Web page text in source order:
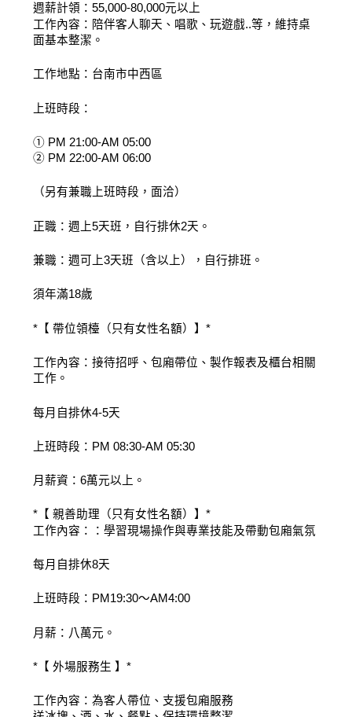
週薪計領：55,000-80,000元以上
工作內容：陪伴客人聊天、唱歌、玩遊戲..等，維持桌
面基本整潔。
工作地點：台南市中西區
上班時段：
① PM 21:00-AM 05:00
② PM 22:00-AM 06:00
（另有兼職上班時段，面洽）
正職：週上5天班，自行排休2天。
兼職：週可上3天班（含以上），自行排班。
須年滿18歲
*【 帶位領檯（只有女性名額）】*
工作內容：接待招呼、包廂帶位、製作報表及櫃台相關
工作。
每月自排休4-5天
上班時段：PM 08:30-AM 05:30
月薪資：6萬元以上。
*【 親善助理（只有女性名額）】*
工作內容：：學習現場操作與專業技能及帶動包廂氣氛
每月自排休8天
上班時段：PM19:30～AM4:00
月薪：八萬元。
*【 外場服務生 】*
工作內容：為客人帶位、支援包廂服務